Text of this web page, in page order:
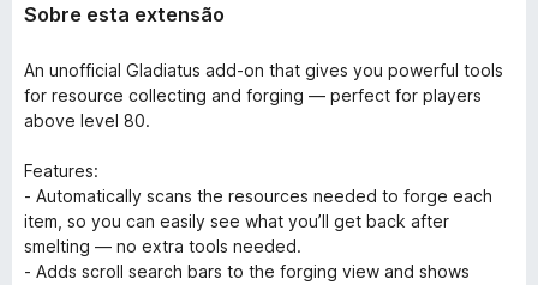
Sobre esta extensão
An unofficial Gladiatus add-on that gives you powerful tools
for resource collecting and forging — perfect for players
above level 80.
Features:
- Automatically scans the resources needed to forge each
item, so you can easily see what you’ll get back after
smelting — no extra tools needed.
- Adds scroll search bars to the forging view and shows